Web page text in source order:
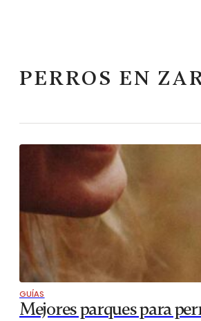
PERROS EN
GUÍAS
Mejores parques para